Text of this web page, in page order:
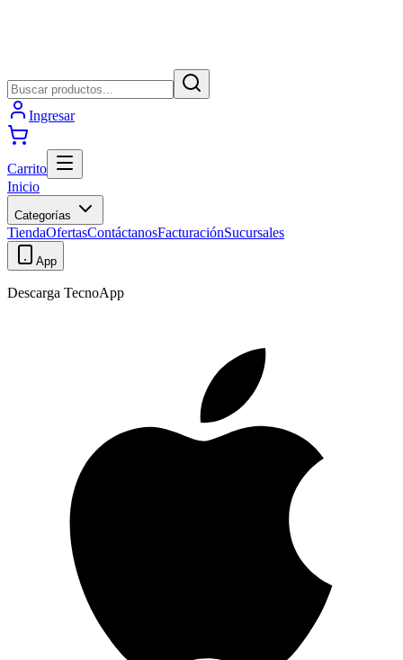
Ingresar
Carrito
Inicio
Categorías
TiendaOfertasContáctanosFacturaciónSucursales
App
Descarga TecnoApp